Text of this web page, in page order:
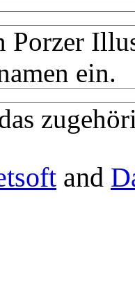
Porzer
ein.
and